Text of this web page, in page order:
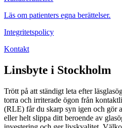
Läs om patienters egna berättelser.
Integritetspolicy
Kontakt
Linsbyte i Stockholm
Trött på att ständigt leta efter
torra och irriterade ögon från
(RLE) får du skarp syn igen och gör
eller helt slippa ditt beroende av